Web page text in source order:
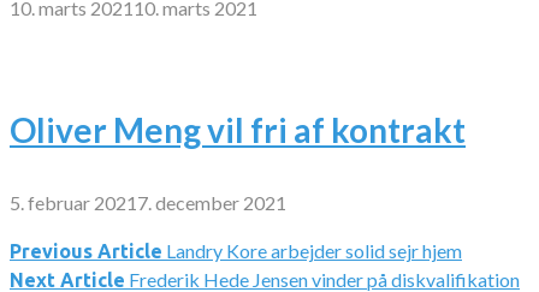
10. marts 2021 10. marts 2021
Oliver Meng vil fri af kontrakt
5. februar 2021 7. december 2021
Indlægsnavigation
Previous Article Landry Kore arbejder solid sejr hjem
Next Article Frederik Hede Jensen vinder på diskvalifikation